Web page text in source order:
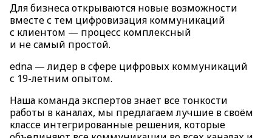
Для бизнеса открываются новые возможности
вместе с тем цифровизация коммуникаций
с клиентом — процесс комплексный
и не самый простой.
edna — лидер в сфере цифровых коммуникаций
с 19-летним опытом.
Наша команда экспертов знает все тонкости
работы в каналах, мы предлагаем лучшие в своём
классе интегрированные решения, которые